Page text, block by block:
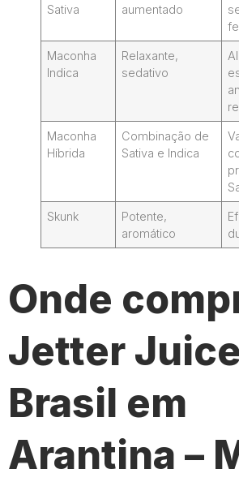
Sativa
aumentado
Maconha
Indica
Relaxante,
sedativo
Maconha
Híbrida
Combinação de
Sativa e Indica
Skunk
Potente,
aromático
Onde
Jetter Juice
Brasil em
Arantina –